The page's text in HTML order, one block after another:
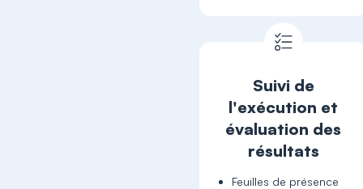
Suivi de
l'exécution et
évaluation des
résultats
Feuilles de présence